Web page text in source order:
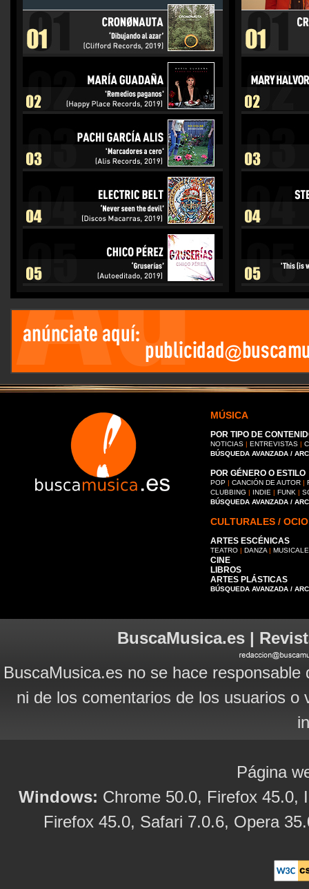
MÚSICA
POR TIPO DE
NOTICIAS | ENTREVISTAS |
BÚSQUEDA AVANZADA /
POR GÉNERO O ESTILO
POP | CANCIÓN DE AUTOR |
CLUBBING | INDIE | FUNK |
BÚSQUEDA AVANZADA /
CULTURALES / OCIO
ARTES ESCÉNICAS
TEATRO | DANZA |
CINE
LIBROS
ARTES PLÁSTICAS
BÚSQUEDA AVANZADA /
BuscaMusica.es |
BuscaMusica.es no se hace
ni de los comentarios de los usuarios
Página
Windows: Chrome 50.0, Firefox 45.0,
Firefox 45.0, Safari 7.0.6, Opera